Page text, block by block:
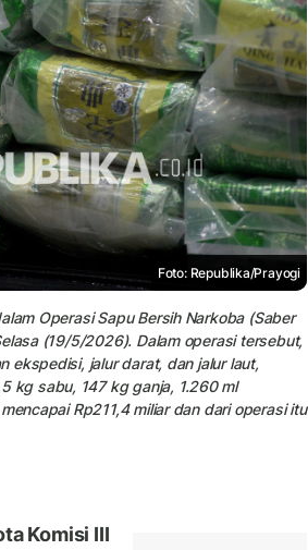
Foto: Republika/Prayogi
Operasi Sapu Bersih Narkoba (Saber
(19/5/2026). Dalam operasi tersebut,
ekspedisi, jalur darat, dan jalur laut,
kg sabu, 147 kg ganja, 1.260 ml
Rp211,4 miliar dan dari operasi itu
Komisi III